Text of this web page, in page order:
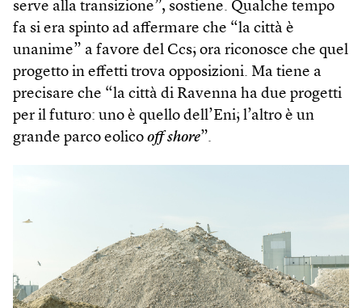
serve alla transizione”, sostiene. Qualche tempo
fa si era spinto ad affermare che “la città è
unanime” a favore del Ccs; ora riconosce che quel
progetto in effetti trova opposizioni. Ma tiene a
precisare che “la città di Ravenna ha due progetti
per il futuro: uno è quello dell’Eni; l’altro è un
grande parco eolico off shore”.